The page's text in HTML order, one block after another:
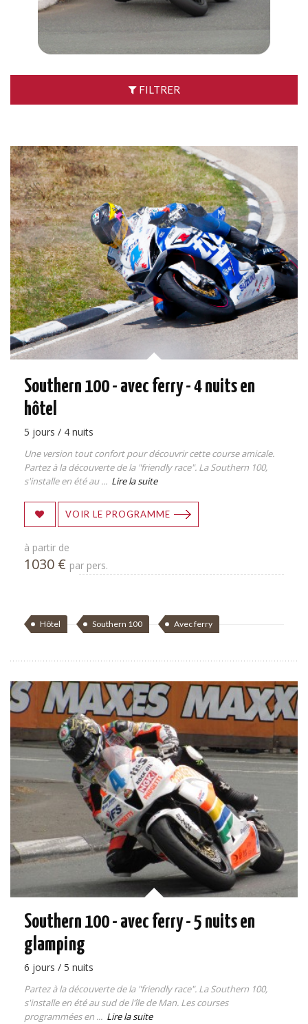
FILTRER
Southern 100 - avec ferry - 4 nuits en
hôtel
5 jours / 4 nuits
Une version tout confort pour découvrir cette course amicale.
Partez à la découverte de la "friendly race". La Southern 100,
s'installe en été au ... Lire la suite
VOIR LE PROGRAMME
à partir de
1030 € par pers.
Hôtel Southern 100 Avec ferry
Southern 100 - avec ferry - 5 nuits en
glamping
6 jours / 5 nuits
Partez à la découverte de la "friendly race". La Southern 100,
s'installe en été au sud de l'île de Man. Les courses
programmées en ... Lire la suite